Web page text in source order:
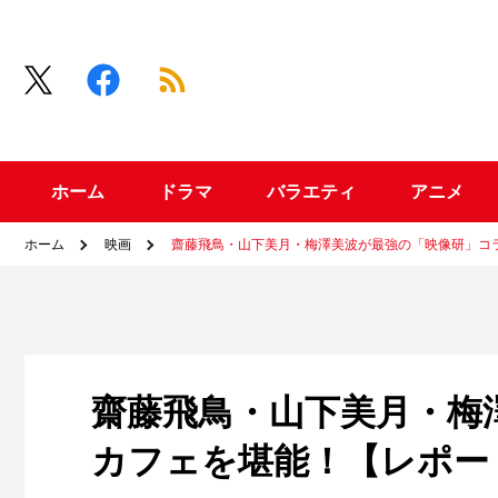
ホーム ドラマ バラエティ アニメ
ホーム 映画 齋藤飛鳥・山下美月・梅澤美波が最強の「映像研」
齋藤飛鳥・山下美月・
カフェを堪能！【レポ